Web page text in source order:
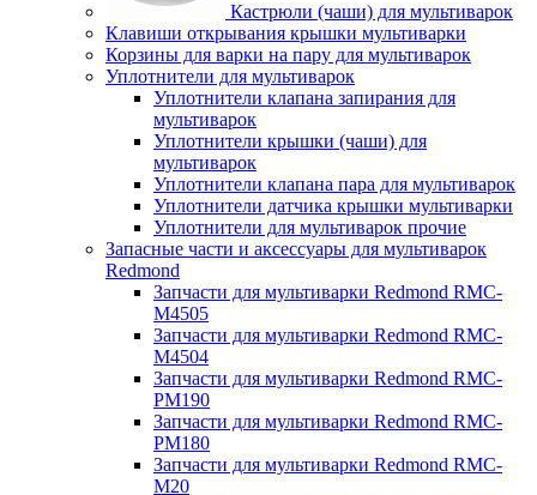
Кастрюли (чаши) для мультиварок
Клавиши открывания крышки мультиварки
Корзины для варки на пару для мультиварок
Уплотнители для мультиварок
Уплотнители клапана запирания для
мультиварок
Уплотнители крышки (чаши) для
мультиварок
Уплотнители клапана пара для мультиварок
Уплотнители датчика крышки мультиварки
Уплотнители для мультиварок прочие
Запасные части и аксессуары для мультиварок
Redmond
Запчасти для мультиварки Redmond RMC-
M4505
Запчасти для мультиварки Redmond RMC-
M4504
Запчасти для мультиварки Redmond RMC-
PM190
Запчасти для мультиварки Redmond RMC-
PM180
Запчасти для мультиварки Redmond RMC-
M20